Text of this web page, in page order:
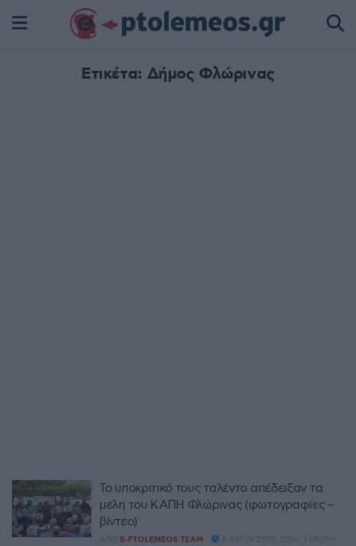
Ετικέτα: Δήμος Φλώρινας
Το υποκριτικό τους ταλέντο απέδειξαν τα
μέλη του ΚΑΠΗ Φλώρινας (φωτογραφίες –
βίντεο)
ΑΠΌ E-PTOLEMEOS TEAM 5 ΑΥΓΟΎΣΤΟΥ 2026, 1:09 ΜΜ